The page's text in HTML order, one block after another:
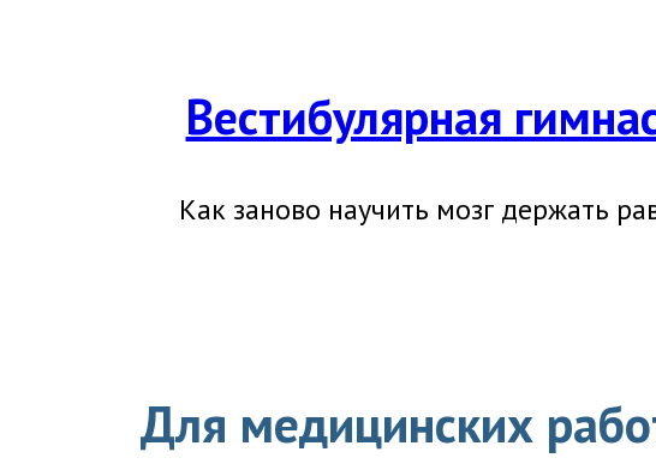
Вестибулярная
Как заново научить мозг держать
Для медицинских